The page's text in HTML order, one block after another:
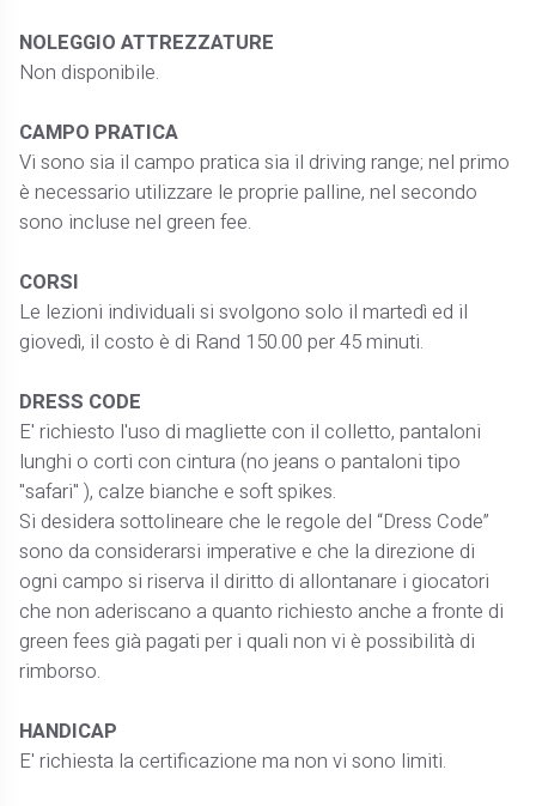
NOLEGGIO ATTREZZATURE
Non disponibile.
CAMPO PRATICA
Vi sono sia il campo pratica sia il driving range; nel primo
è necessario utilizzare le proprie palline, nel secondo
sono incluse nel green fee.
CORSI
Le lezioni individuali si svolgono solo il martedì ed il
giovedì, il costo è di Rand 150.00 per 45 minuti.
DRESS CODE
E' richiesto l'uso di magliette con il colletto, pantaloni
lunghi o corti con cintura (no jeans o pantaloni tipo
"safari" ), calze bianche e soft spikes.
Si desidera sottolineare che le regole del “Dress Code”
sono da considerarsi imperative e che la direzione di
ogni campo si riserva il diritto di allontanare i giocatori
che non aderiscano a quanto richiesto anche a fronte di
green fees già pagati per i quali non vi è possibilità di
rimborso.
HANDICAP
E' richiesta la certificazione ma non vi sono limiti.